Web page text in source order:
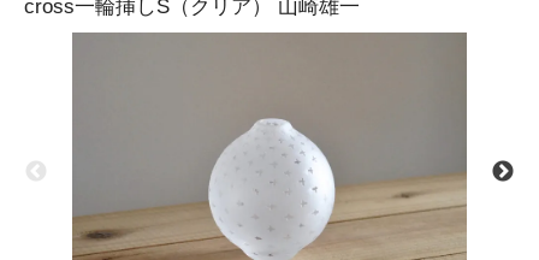
cross一輪挿しS（クリア） 山崎雄一